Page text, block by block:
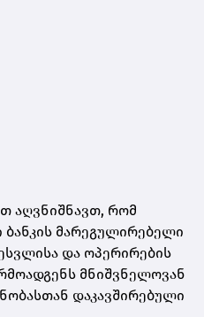
აღვნიშნავთ, რომ
მარეგულირებელი
და ოპერირების
მნიშვნელოვან
დაკავშირებული